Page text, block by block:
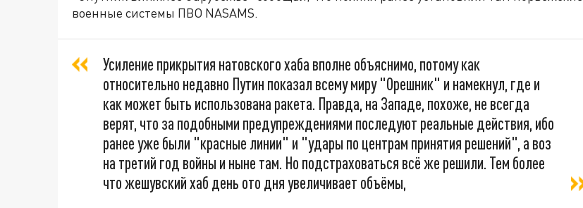
военные системы ПВО NASAMS.
Усиление прикрытия натовского хаба вполне объяснимо, потому как
относительно недавно Путин показал всему миру "Орешник" и намекнул, где и
как может быть использована ракета. Правда, на Западе, похоже, не всегда
верят, что за подобными предупреждениями последуют реальные действия, ибо
ранее уже были "красные линии" и "удары по центрам принятия решений", а воз
на третий год войны и ныне там. Но подстраховаться всё же решили. Тем более
что жешувский хаб день ото дня увеличивает объёмы,